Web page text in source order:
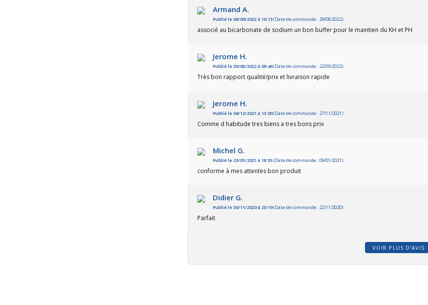
Armand A.
Publié le 06/09/2022 à 16:13(Date de commande : 29/08/2022)
associé au bicarbonate de sodium un bon buffer pour le maintien du KH et PH
Jerome H.
Publié le 30/05/2022 à 09:46(Date de commande : 22/05/2022)
Très bon rapport qualité/prix et livraison rapide
Jerome H.
Publié le 04/12/2021 à 13:00(Date de commande : 27/11/2021)
Comme d habitude tres biens a tres bons prix
Michel G.
Publié le 23/01/2021 à 18:55(Date de commande : 09/01/2021)
conforme à mes attentes bon produit
Didier G.
Publié le 30/11/2020 à 20:19(Date de commande : 22/11/2020)
Parfait
VOIR PLUS D'AVIS